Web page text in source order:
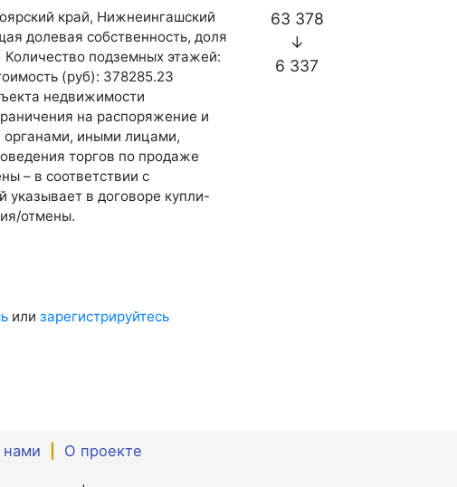
край, Нижнеингашский
долевая собственность, доля
подземных этажей:
(руб): 378285.23
недвижимости
на распоряжение и
иными лицами,
торгов по продаже
– в соответствии с
указывает в договоре купли-
отмены.
63 378
↓
6 337
или зарегистрируйтесь
нами О проекте